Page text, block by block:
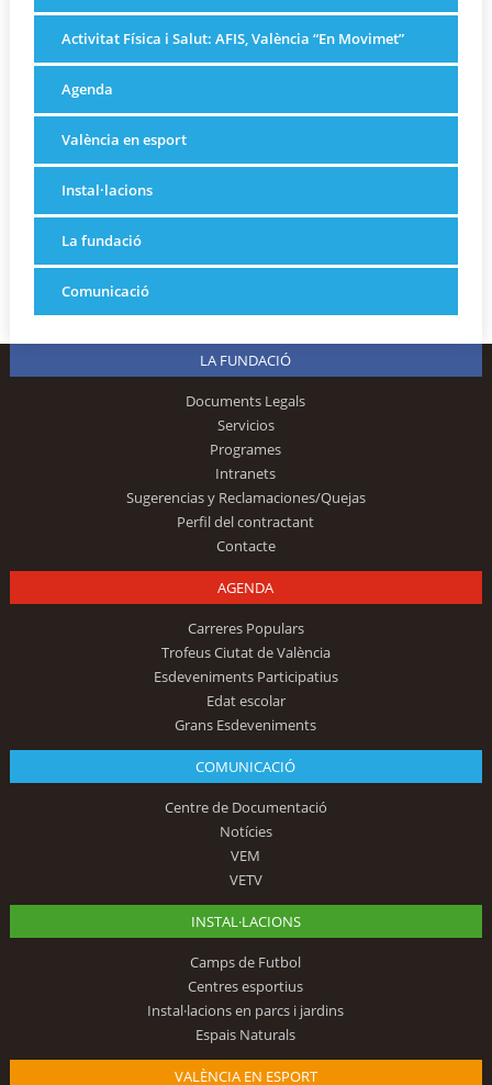
Activitat Física i Salut: AFIS, València “En Movimet”
Agenda
València en esport
Instal·lacions
La fundació
Comunicació
LA FUNDACIÓ
Documents Legals
Servicios
Programes
Intranets
Sugerencias y Reclamaciones/Quejas
Perfil del contractant
Contacte
AGENDA
Carreres Populars
Trofeus Ciutat de València
Esdeveniments Participatius
Edat escolar
Grans Esdeveniments
COMUNICACIÓ
Centre de Documentació
Notícies
VEM
VETV
INSTAL·LACIONS
Camps de Futbol
Centres esportius
Instal·lacions en parcs i jardins
Espais Naturals
VALÈNCIA EN ESPORT